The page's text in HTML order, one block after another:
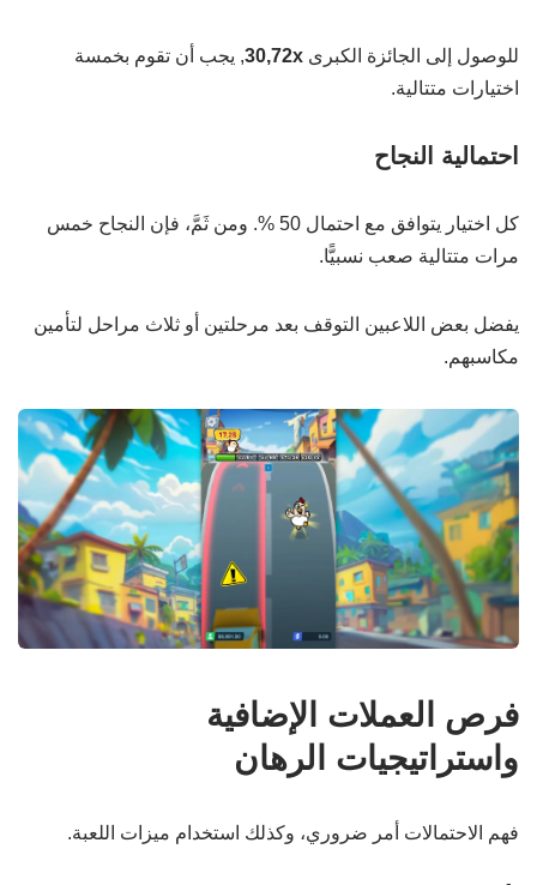
للوصول إلى الجائزة الكبرى 30,72x
, يجب أن تقوم بخمسة
اختيارات متتالية.
احتمالية النجاح
كل اختيار يتوافق مع احتمال 50 %. ومن ثَمَّ، فإن النجاح خمس
مرات متتالية صعب نسبيًّا.
يفضل بعض اللاعبين التوقف بعد مرحلتين أو ثلاث مراحل لتأمين
مكاسبهم.
فرص العملات الإضافية
واستراتيجيات الرهان
فهم الاحتمالات أمر ضروري، وكذلك استخدام ميزات اللعبة.